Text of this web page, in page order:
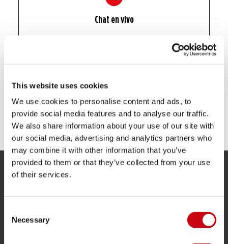
This website uses cookies
We use cookies to personalise content and ads, to
provide social media features and to analyse our traffic.
We also share information about your use of our site with
our social media, advertising and analytics partners who
may combine it with other information that you’ve
provided to them or that they’ve collected from your use
of their services.
Selection
Necessary
Chat en vivo
Whatsapp
Respuesta en 30 minutos en días laborables
SERVICIO
Devoluciones